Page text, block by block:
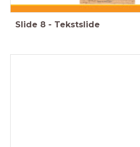
Slide 8 - Tekstslide